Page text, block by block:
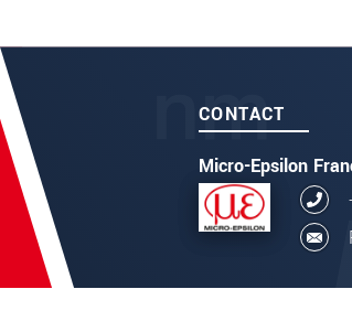
CONTACT
Micro-Epsilon